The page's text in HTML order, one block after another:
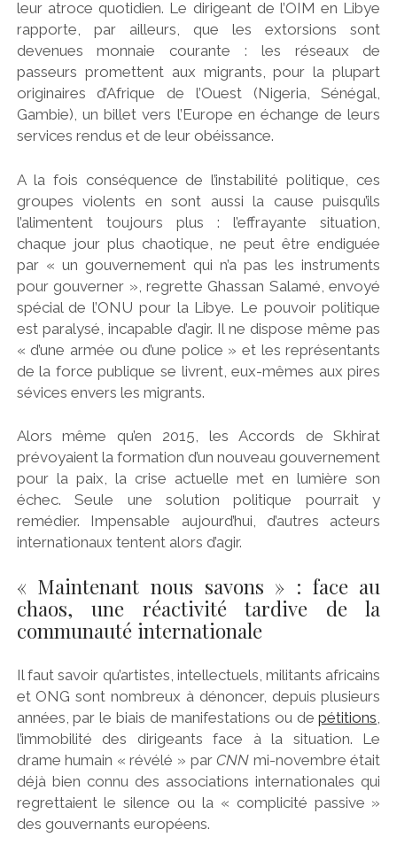
leur atroce quotidien. Le dirigeant de l’OIM en Libye
rapporte, par ailleurs, que les extorsions sont
devenues monnaie courante : les réseaux de
passeurs promettent aux migrants, pour la plupart
originaires d’Afrique de l’Ouest (Nigeria, Sénégal,
Gambie), un billet vers l’Europe en échange de leurs
services rendus et de leur obéissance.
A la fois conséquence de l’instabilité politique, ces
groupes violents en sont aussi la cause puisqu’ils
l’alimentent toujours plus : l’effrayante situation,
chaque jour plus chaotique, ne peut être endiguée
par « un gouvernement qui n’a pas les instruments
pour gouverner », regrette Ghassan Salamé, envoyé
spécial de l’ONU pour la Libye. Le pouvoir politique
est paralysé, incapable d’agir. Il ne dispose même pas
« d’une armée ou d’une police » et les représentants
de la force publique se livrent, eux-mêmes aux pires
sévices envers les migrants.
Alors même qu’en 2015, les Accords de Skhirat
prévoyaient la formation d’un nouveau gouvernement
pour la paix, la crise actuelle met en lumière son
échec. Seule une solution politique pourrait y
remédier. Impensable aujourd’hui, d’autres acteurs
internationaux tentent alors d’agir.
« Maintenant nous savons » : face au
chaos, une réactivité tardive de la
communauté internationale
Il faut savoir qu’artistes, intellectuels, militants africains
et ONG sont nombreux à dénoncer, depuis plusieurs
années, par le biais de manifestations ou depétitions,
l’immobilité des dirigeants face à la situation. Le
drame humain « révélé » parCNN mi-novembre était
déjà bien connu des associations internationales qui
regrettaient le silence ou la « complicité passive »
des gouvernants européens.